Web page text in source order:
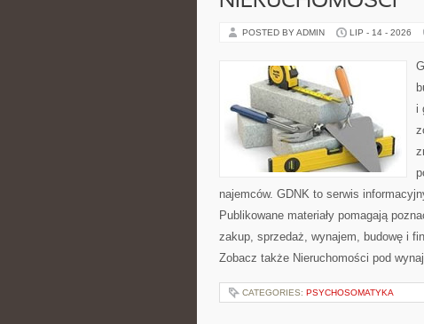
POSTED BY ADMIN LIP - 14 - 2026
i
najemców. GDNK to serwis
Publikowane materiały pomagają
zakup, sprzedaż, wynajem, budowę i
Zobacz także Nieruchomości pod
CATEGORIES: PSYCHOSOMATYKA